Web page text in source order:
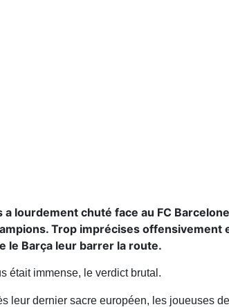
a lourdement chuté face au FC
Trop imprécises offensivement
le Barça leur barrer la route.
était immense, le verdict brutal.
leur dernier sacre européen, les joueuses